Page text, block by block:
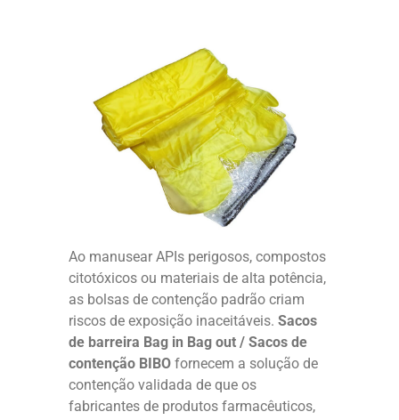
Ao manusear APIs perigosos, compostos
citotóxicos ou materiais de alta potência,
as bolsas de contenção padrão criam
riscos de exposição inaceitáveis.Sacos
de barreira Bag in Bag out / Sacos de
contenção BIBO fornecem a solução de
contenção validada de que os
fabricantes de produtos farmacêuticos,